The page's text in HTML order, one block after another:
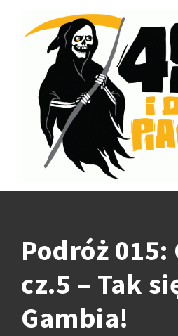
Podróż 015:
cz.5 – Tak
Gambia!